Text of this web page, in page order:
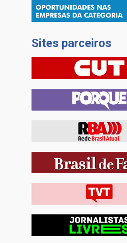
Sites parceiros